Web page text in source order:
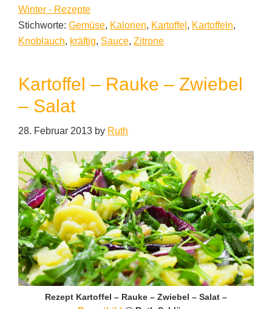
Winter - Rezepte
Stichworte: Gemüse, Kalorien, Kartoffel , Kartoffeln,
Knoblauch, kräftig, Sauce, Zitrone
Kartoffel – Rauke – Zwiebel
– Salat
28. Februar 2013 by Ruth
Rezept Kartoffel – Rauke – Zwiebel – Salat –